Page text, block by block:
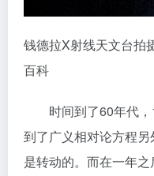
钱德拉X射线天文台拍
百科
时间到了60年代，
到了广义相对论方程
是转动的。而在一年